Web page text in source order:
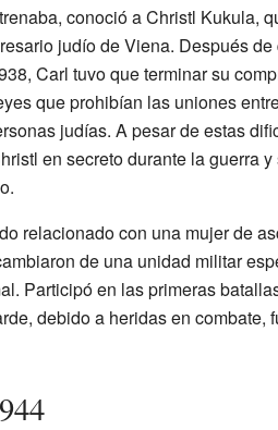
conoció a Christl Kukula,
judío de Viena. Después
Carl tuvo que terminar su
que prohibían las uniones
judías. A pesar de estas
en secreto durante la guerra
relacionado con una mujer de
de una unidad militar
Participó en las primeras
debido a heridas en combate,